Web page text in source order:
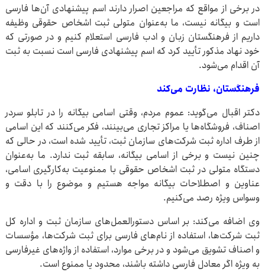
در برخی از مواقع که مراجعین اصرار دارند اسم پیشنهادی آن‌ها فارسی
است و بیگانه نیست، ما به‌عنوان متولی ثبت اشخاص حقوقی وظیفه
داریم از فرهنگستان زبان و ادب فارسی استعلام کنیم و در صورتی که
خود نهاد مذکور تأیید کرد که اسم پیشنهادی فارسی است نسبت به ثبت
آن اقدام می‌شود.
فرهنگستان، نظارت می‌کند
دکتر اقبال می‌گوید: عموم مردم، وقتی اسامی بیگانه را در تابلو سردر
اصناف، فروشگاه‌ها یا مراکز تجاری می‌بینند، فکر می‌کنند که این اسامی
از طرف اداره ثبت شرکت‌های سازمان ثبت، تأیید شده است، در حالی که
چنین نیست و برخی از اسامی بیگانه، سابقه ثبت ندارد. ما به‌عنوان
دستگاه متولی در ثبت اشخاص حقوقی با ممنوعیت به‌کارگیری اسامی،
عناوین و اصطلاحات بیگانه مواجه هستیم و موضوع را با دقت و
وسواس ویژه رصد می‌کنیم.
وی اضافه می‌کند: بر اساس دستورالعمل‌های سازمان ثبت و اداره کل
ثبت شرکت‌ها، استفاده از نام‌های فارسی برای ثبت شرکت‌ها، مؤسسات
و اصناف تشویق می‌شود و در برخی موارد، استفاده از واژه‌های غیرفارسی
به ویژه اگر معادل فارسی داشته باشند، محدود یا ممنوع است.